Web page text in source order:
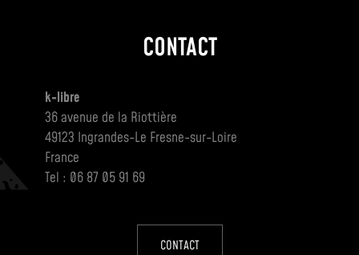
CONTACT
k-libre
36 avenue de la Riottière
49123 Ingrandes-Le Fresne-sur-Loire
France
Tel : 06 87 05 91 69
CONTACT